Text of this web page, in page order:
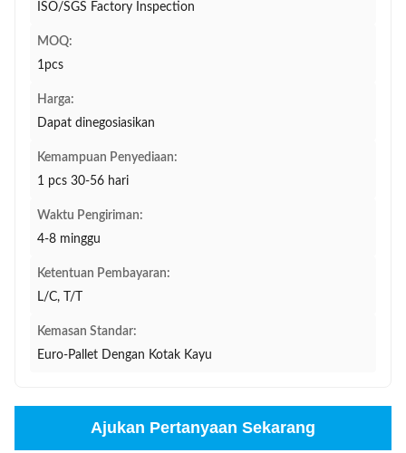
ISO/SGS Factory Inspection
MOQ:
1pcs
Harga:
Dapat dinegosiasikan
Kemampuan Penyediaan:
1 pcs 30-56 hari
Waktu Pengiriman:
4-8 minggu
Ketentuan Pembayaran:
L/C, T/T
Kemasan Standar:
Euro-Pallet Dengan Kotak Kayu
Ajukan Pertanyaan Sekarang